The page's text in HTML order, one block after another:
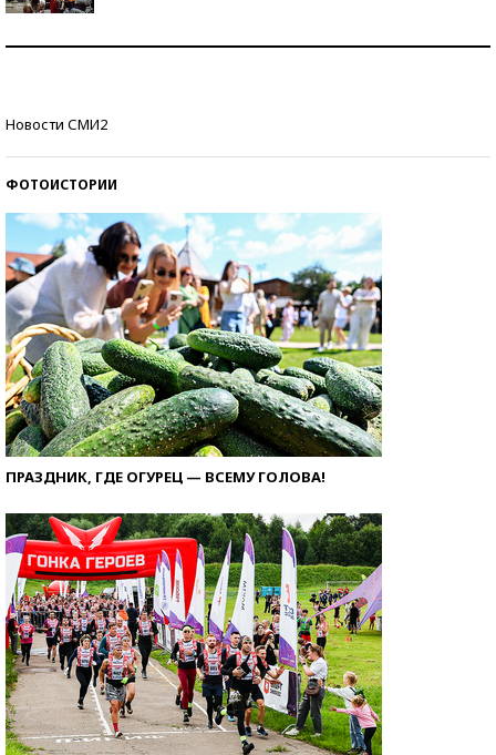
Новости СМИ2
ФОТОИСТОРИИ
ПРАЗДНИК, ГДЕ ОГУРЕЦ — ВСЕМУ ГОЛОВА!